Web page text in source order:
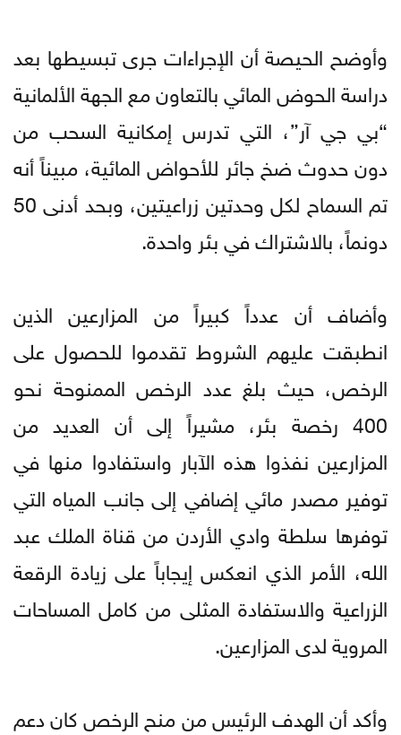
وأوضح الحيصة أن الإجراءات جرى تبسيطها بعد
دراسة الحوض المائي بالتعاون مع الجهة الألمانية
“بي جي آر”، التي تدرس إمكانية السحب من
دون حدوث ضخ جائر للأحواض المائية، مبيناً أنه
تم السماح لكل وحدتين زراعيتين، وبحد أدنى 50
دونماً، بالاشتراك في بئر واحدة.
وأضاف أن عدداً كبيراً من المزارعين الذين
انطبقت عليهم الشروط تقدموا للحصول على
الرخص، حيث بلغ عدد الرخص الممنوحة نحو
400 رخصة بئر، مشيراً إلى أن العديد من
المزارعين نفذوا هذه الآبار واستفادوا منها في
توفير مصدر مائي إضافي إلى جانب المياه التي
توفرها سلطة وادي الأردن من قناة الملك عبد
الله، الأمر الذي انعكس إيجاباً على زيادة الرقعة
الزراعية والاستفادة المثلى من كامل المساحات
المروية لدى المزارعين.
وأكد أن الهدف الرئيس من منح الرخص كان دعم